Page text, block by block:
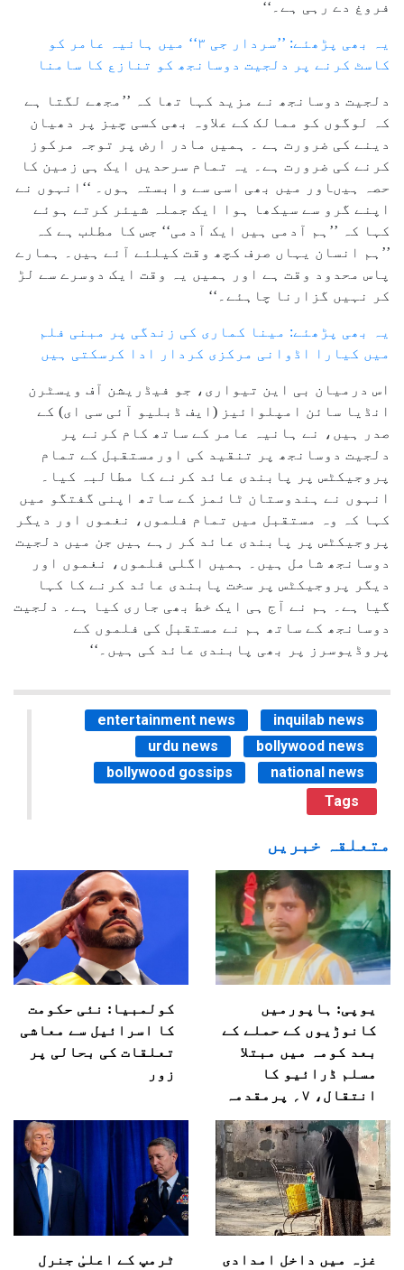
فروغ دے رہی ہے۔‘‘
یہ بھی پڑھئے: ’’سردار جی ۳‘‘ میں ہانیہ عامر کو
کاسٹ کرنے پر دلجیت دوسانجھ کو تنازع کا سامنا
دلجیت دوسانجھ نے مزید کہا تھا کہ ’’مجھے لگتا ہے
کہ لوگوں کو ممالک کے علاوہ بھی کسی چیز پر دھیان
دینے کی ضرورت ہے ۔ ہمیں مادر ارض پر توجہ مرکوز
کرنے کی ضرورت ہے۔ یہ تمام سرحدیں ایک ہی زمین کا
حصہ ہیںاور میں بھی اسی سے وابستہ ہوں۔ ‘‘انہوں نے
اپنے گرو سے سیکھا ہوا ایک جملہ شیئر کرتے ہوئے
کہا کہ ’’ہم آدمی ہیں ایک آدمی‘‘ جس کا مطلب ہے کہ
’’ہم انسان یہاں صرف کچھ وقت کیلئے آئے ہیں۔ ہمارے
پاس محدود وقت ہے اور ہمیں یہ وقت ایک دوسرے سے لڑ
کر نہیں گزارنا چاہئے۔‘‘
یہ بھی پڑھئے: مینا کماری کی زندگی پر مبنی فلم
میں کیارا اڈوانی مرکزی کردار ادا کرسکتی ہیں
اس درمیان بی این تیواری، جو فیڈریشن آف ویسٹرن
انڈیا سائن امپلوائیز (ایف ڈبلیو آئی سی ای) کے
صدر ہیں، نے ہانیہ عامر کے ساتھ کام کرنے پر
دلجیت دوسانجھ پر تنقید کی اورمستقبل کے تمام
پروجیکٹس پر پابندی عائد کرنے کا مطالبہ کیا۔
انہوں نے ہندوستان ٹائمز کے ساتھ اپنی گفتگو میں
کہا کہ وہ مستقبل میں تمام فلموں، نغموں اور دیگر
پروجیکٹس پر پابندی عائد کر رہے ہیں جن میں دلجیت
دوسانجھ شامل ہیں۔ ہمیں اگلی فلموں، نغموں اور
دیگر پروجیکٹس پر سخت پابندی عائد کرنے کا کہا
گیا ہے۔ ہم نے آج ہی ایک خط بھی جاری کیا ہے۔ دلجیت
دوسانجھ کے ساتھ ہم نے مستقبل کی فلموں کے
پروڈیوسرز پر بھی پابندی عائد کی ہیں۔‘‘
entertainment news
inquilab news
urdu news
bollywood news
bollywood gossips
national news
Tags
متعلقہ خبریں
یوپی: ہاپورمیں
کانوڑیوں کے حملے کے
بعد کومہ میں مبتلا
مسلم ڈرائیو کا
انتقال، ۷؍ پرمقدمہ
کولمبیا: نئی حکومت
کا اسرائیل سے معاشی
تعلقات کی بحالی پر
زور
غزہ میں داخل امدادی
ٹرمپ کے اعلیٰ جنرل